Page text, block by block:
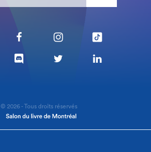
© 2026 - Tous droits réservés